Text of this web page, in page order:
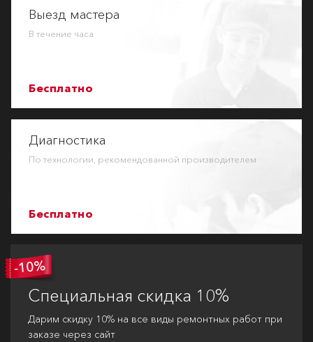
Выезд мастера
В течение часа
Бесплатно
Диагностика
По технологии, рекомендованной производителем
Бесплатно
Специальная скидка 10%
Дарим скидку 10% на все виды ремонтных работ при
заказе через сайт